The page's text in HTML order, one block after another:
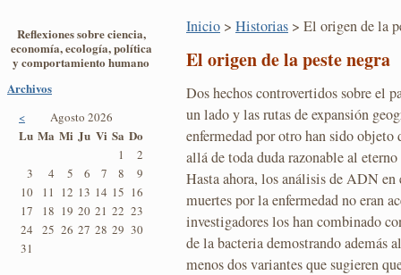
Reflexiones sobre ciencia,
economía, ecología, política
y comportamiento humano
Archivos
< Agosto 2026
Lu Ma Mi Ju Vi Sa Do
1
2
3
4 5 6 7 8
9
10
11 12 13 14 15 16
17
18 19 20 21 22 23
24
25 26 27 28 29 30
31
Inicio > Historias > El origen de la
El origen de la peste negra
Dos hechos controvertidos sobre el
un lado y las rutas de expansión
enfermedad por otro han sido objeto
allá de toda duda razonable al
Hasta ahora, los análisis de ADN en
muertes por la enfermedad no eran
investigadores los han combinado
de la bacteria demostrando además
menos dos variantes que sugieren